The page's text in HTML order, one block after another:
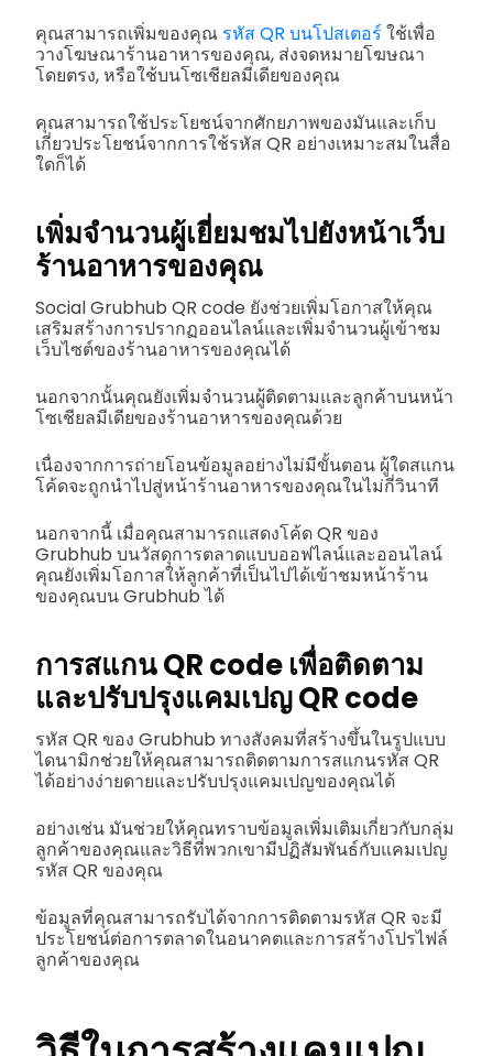
คุณสามารถเพิ่มของคุณ รหัส QR บนโปสเตอร์ ใช้เพื่อ
วางโฆษณาร้านอาหารของคุณ, ส่งจดหมายโฆษณา
โดยตรง, หรือใช้บนโซเชียลมีเดียของคุณ
คุณสามารถใช้ประโยชน์จากศักยภาพของมันและเก็บ
เกี่ยวประโยชน์จากการใช้รหัส QR อย่างเหมาะสมในสื่อ
ใดก็ได้
เพิ่มจำนวนผู้เยี่ยมชมไปยังหน้าเว็บ
ร้านอาหารของคุณ
Social Grubhub QR code ยังช่วยเพิ่มโอกาสให้คุณ
เสริมสร้างการปรากฏออนไลน์และเพิ่มจำนวนผู้เข้าชม
เว็บไซต์ของร้านอาหารของคุณได้
นอกจากนั้นคุณยังเพิ่มจำนวนผู้ติดตามและลูกค้าบนหน้า
โซเชียลมีเดียของร้านอาหารของคุณด้วย
เนื่องจากการถ่ายโอนข้อมูลอย่างไม่มีขั้นตอน ผู้ใดสแกน
โค้ดจะถูกนำไปสู่หน้าร้านอาหารของคุณในไม่กี่วินาที
นอกจากนี้ เมื่อคุณสามารถแสดงโค้ด QR ของ
Grubhub บนวัสดุการตลาดแบบออฟไลน์และออนไลน์
คุณยังเพิ่มโอกาสให้ลูกค้าที่เป็นไปได้เข้าชมหน้าร้าน
ของคุณบน Grubhub ได้
การสแกน QR code เพื่อติดตาม
และปรับปรุงแคมเปญ QR code
รหัส QR ของ Grubhub ทางสังคมที่สร้างขึ้นในรูปแบบ
ไดนามิกช่วยให้คุณสามารถติดตามการสแกนรหัส QR
ได้อย่างง่ายดายและปรับปรุงแคมเปญของคุณได้
อย่างเช่น มันช่วยให้คุณทราบข้อมูลเพิ่มเติมเกี่ยวกับกลุ่ม
ลูกค้าของคุณและวิธีที่พวกเขามีปฏิสัมพันธ์กับแคมเปญ
รหัส QR ของคุณ
ข้อมูลที่คุณสามารถรับได้จากการติดตามรหัส QR จะมี
ประโยชน์ต่อการตลาดในอนาคตและการสร้างโปรไฟล์
ลูกค้าของคุณ